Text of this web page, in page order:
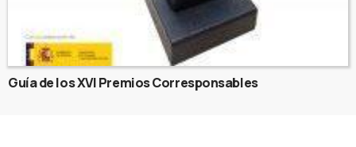
Guía de los XVI Premios Corresponsables